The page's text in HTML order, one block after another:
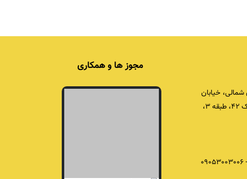
خیابان
برادران شریفی، برج اداری خشایار، پلاک ۴۲، طبقه ۳،
-
09053003006
مجوز ها و همکاری